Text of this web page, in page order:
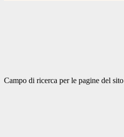
Campo di ricerca per le pagine del sito